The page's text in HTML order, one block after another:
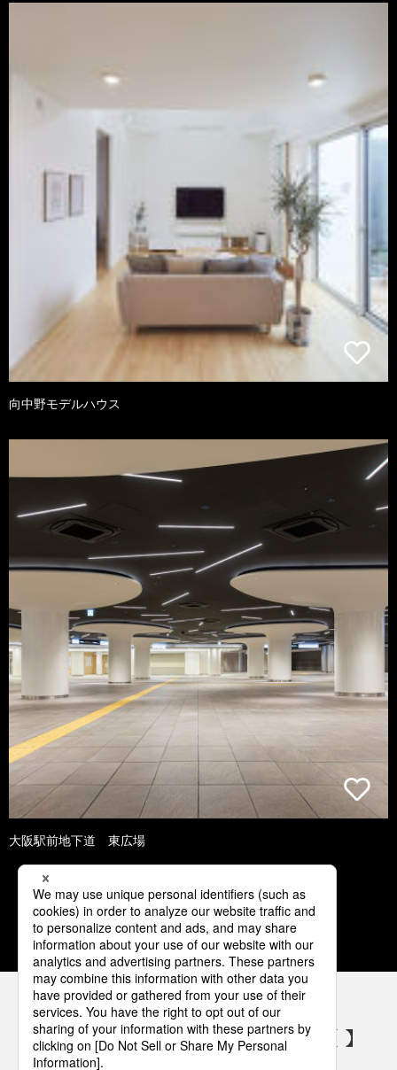
向中野モデルハウス
大阪駅前地下道 東広場
1 2 3 4 5
パナソニックの電気設備 SNSアカウント